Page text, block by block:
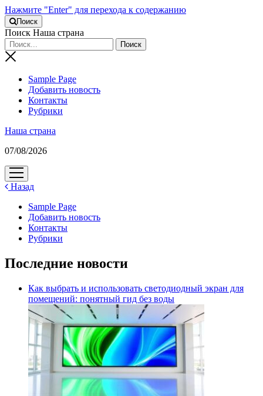
Нажмите "Enter" для перехода к содержанию
Поиск
Поиск Наша страна
Sample Page
Добавить новость
Контакты
Рубрики
Наша страна
07/08/2026
открыть
меню
Назад
Sample Page
Добавить новость
Контакты
Рубрики
Последние новости
Как выбрать и использовать светодиодный экран для
помещений: понятный гид без воды